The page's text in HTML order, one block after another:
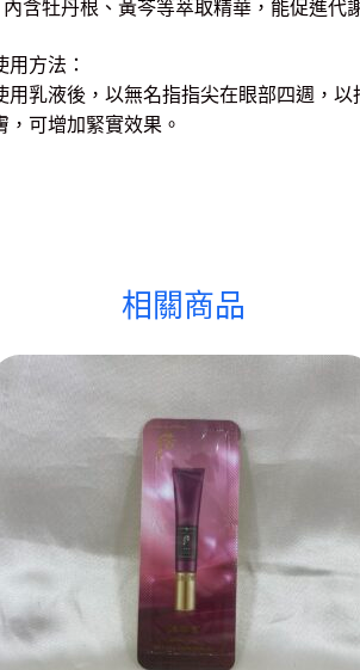
內含牡丹根、黃芩等萃取精華，能促進代
用方法：
用乳液後，以無名指指尖在眼部四週，
，可增加緊實效果。
相關商品